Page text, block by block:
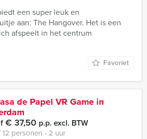
een super leuk en
aan: The Hangover. Het is een
afspeelt in het centrum
Favoriet
de Papel VR Game in
€ 37,50 p.p. excl. BTW
12 personen ‐ 2 uur